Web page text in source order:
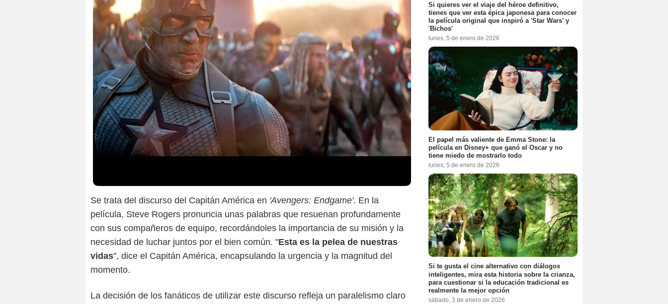
Se trata del discurso del Capitán América en 'Avengers: Endgame'. En la
película, Steve Rogers pronuncia unas palabras que resuenan profundamente
con sus compañeros de equipo, recordándoles la importancia de su misión y la
necesidad de luchar juntos por el bien común. "Esta es la pelea de nuestras
vidas", dice el Capitán América, encapsulando la urgencia y la magnitud del
momento.
La decisión de los fanáticos de utilizar este discurso refleja un paralelismo claro
Grant Halverson / AFP
Si quieres ver el viaje del héroe definitivo,
tienes que ver esta épica japonesa para conocer
la película original que inspiró a 'Star Wars' y
'Bichos'
lunes, 5 de enero de 2026
El papel más valiente de Emma Stone: la
película en Disney+ que ganó el Oscar y no
tiene miedo de mostrarlo todo
lunes, 5 de enero de 2026
Si te gusta el cine alternativo con diálogos
inteligentes, mira esta historia sobre la crianza,
para cuestionar si la educación tradicional es
realmente la mejor opción
sábado, 3 de enero de 2026